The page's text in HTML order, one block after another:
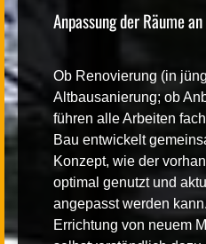
Anpassung der Räume
Ob Renovierung (in
Altbausanierung; ob
führen alle Arbeiten
Bau entwickelt
Konzept, wie der
optimal genutzt und
angepasst werden
Errichtung von neuem